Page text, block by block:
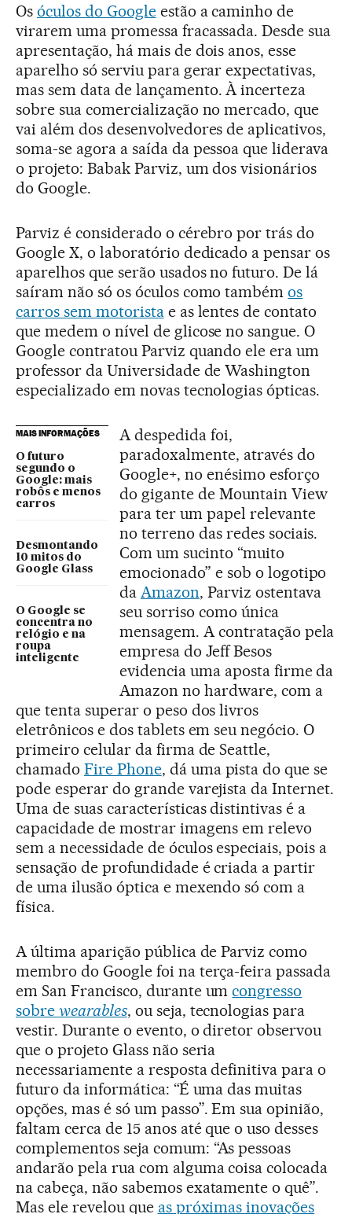
Os óculos do Googleestão a caminho de
virarem uma promessa fracassada. Desde sua
apresentação, há mais de dois anos, esse
aparelho só serviu para gerar expectativas,
mas sem data de lançamento. À incerteza
sobre sua comercialização no mercado, que
vai além dos desenvolvedores de aplicativos,
soma-se agora a saída da pessoa que liderava
o projeto: Babak Parviz, um dos visionários
do Google.
Parviz é considerado o cérebro por trás do
Google X, o laboratório dedicado a pensar os
aparelhos que serão usados no futuro. De lá
saíram não só os óculos como tambémos
carros sem motoristae as lentes de contato
que medem o nível de glicose no sangue. O
Google contratou Parviz quando ele era um
professor da Universidade de Washington
especializado em novas tecnologias ópticas.
MAIS INFORMAÇÕES
O futuro
segundo o
Google: mais
robôs e menos
carros
Desmontando
10 mitos do
Google Glass
O Google se
concentra no
relógio e na
roupa
inteligente
A despedida foi,
paradoxalmente, através do
Google+, no enésimo esforço
do gigante de Mountain View
para ter um papel relevante
no terreno das redes sociais.
Com um sucinto “muito
emocionado” e sob o logotipo
da Amazon, Parviz ostentava
seu sorriso como única
mensagem. A contratação pela
empresa do Jeff Besos
evidencia uma aposta firme da
Amazon no hardware, com a
que tenta superar o peso dos livros
eletrônicos e dos tablets em seu negócio. O
primeiro celular da firma de Seattle,
chamado Fire Phone, dá uma pista do que se
pode esperar do grande varejista da Internet.
Uma de suas características distintivas é a
capacidade de mostrar imagens em relevo
sem a necessidade de óculos especiais, pois a
sensação de profundidade é criada a partir
de uma ilusão óptica e mexendo só com a
física.
A última aparição pública de Parviz como
membro do Google foi na terça-feira passada
em San Francisco, durante umcongresso
sobre wearables, ou seja, tecnologias para
vestir. Durante o evento, o diretor observou
que o projeto Glass não seria
necessariamente a resposta definitiva para o
futuro da informática: “É uma das muitas
opções, mas é só um passo”. Em sua opinião,
faltam cerca de 15 anos até que o uso desses
complementos seja comum: “As pessoas
andarão pela rua com alguma coisa colocada
na cabeça, não sabemos exatamente o quê”.
Mas ele revelou que as próximas inovações